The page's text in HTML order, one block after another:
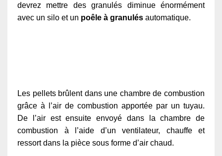
devrez mettre des granulés diminue énormément
avec un silo et un poêle à granulés automatique.
Les pellets brûlent dans une chambre de combustion
grâce à l’air de combustion apportée par un tuyau.
De l’air est ensuite envoyé dans la chambre de
combustion à l’aide d’un ventilateur, chauffe et
ressort dans la pièce sous forme d’air chaud.